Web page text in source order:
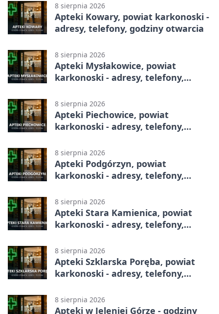
8 sierpnia 2026
Apteki Kowary, powiat karkonoski -
adresy, telefony, godziny otwarcia
8 sierpnia 2026
Apteki Mysłakowice, powiat
karkonoski - adresy, telefony,
8 sierpnia 2026
Apteki Piechowice, powiat
karkonoski - adresy, telefony,
8 sierpnia 2026
Apteki Podgórzyn, powiat
karkonoski - adresy, telefony,
8 sierpnia 2026
Apteki Stara Kamienica, powiat
karkonoski - adresy, telefony,
8 sierpnia 2026
Apteki Szklarska Poręba, powiat
karkonoski - adresy, telefony,
8 sierpnia 2026
Apteki w Jeleniej Górze - godziny